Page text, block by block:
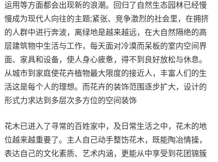
运用等方面都会出现新的浪潮。回归了自然生态园林已经慢
慢成为现代人向往的主题;紧张、竞争激烈的社会里，在拥挤
的人群中进行奔波，离绿地是越来越远，在大自然隔绝的高
层建筑物中生活与工作，每天面对冷漠而呆板的室内空间界
面、家具和设备，使人身心疲惫，得不到良好放松与休息。
从城市到家庭使花卉植物最大限度的接近人，丰富人们的生
活这是每个人的理想。而花卉的装饰范围逐步扩大，设计的
形式力求达到多层次多方位的空间装饰
花木已进入了寻常的百姓家中，及日常生活之中，花木的地
位越来越重要了。主人自己动手整饬花木，既能陶冶情操，
表达自己的文化素质、艺术内涵，更能从中享受到花团锦簇